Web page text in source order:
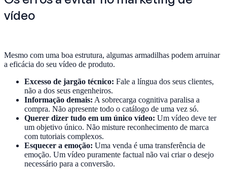
vídeo
Mesmo com uma boa estrutura, algumas armadilhas podem arruinar
a eficácia do seu vídeo de produto.
Excesso de jargão técnico: Fale a língua dos seus clientes,
não a dos seus engenheiros.
Informação demais: A sobrecarga cognitiva paralisa a
compra. Não apresente todo o catálogo de uma vez só.
Querer dizer tudo em um único vídeo: Um vídeo deve ter
um objetivo único. Não misture reconhecimento de marca
com tutoriais complexos.
Esquecer a emoção: Uma venda é uma transferência de
emoção. Um vídeo puramente factual não vai criar o desejo
necessário para a conversão.